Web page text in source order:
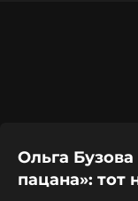
Ольга
пацана»: тот